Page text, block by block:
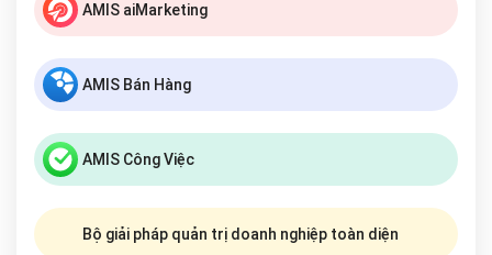
AMIS aiMarketing
AMIS Bán Hàng
AMIS Công Việc
Bộ giải pháp quản trị doanh nghiệp toàn diện